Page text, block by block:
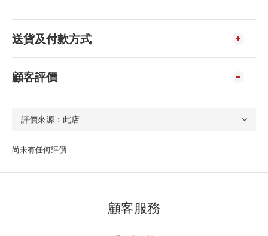
送貨及付款方式
顧客評價
尚未有任何評價
顧客服務